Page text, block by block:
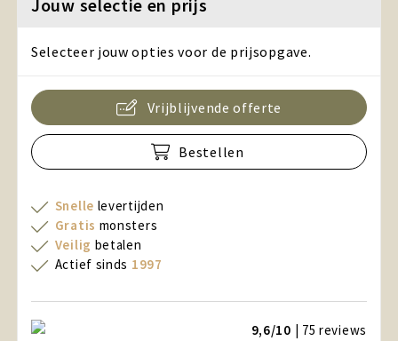
Jouw selectie en prijs
Selecteer jouw opties voor de prijsopgave.
Vrijblijvende offerte
Bestellen
Snelle levertijden
Gratis monsters
Veilig betalen
Actief sinds 1997
9,6/10 | 75reviews